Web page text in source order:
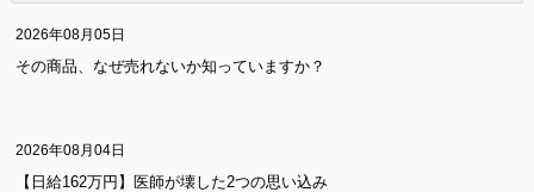
2026年08月05日
その商品、なぜ売れないか知っていますか？
2026年08月04日
【日給162万円】医師が壊した2つの思い込み